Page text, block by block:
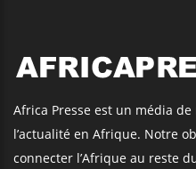
Africa Presse est un média
l’actualité en Afrique. Notre
connecter l’Afrique au reste